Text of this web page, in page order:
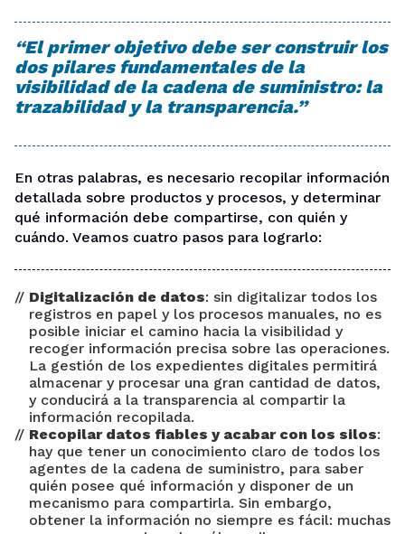
“El primer objetivo debe ser construir los
dos pilares fundamentales de la
visibilidad de la cadena de suministro: la
trazabilidad y la transparencia.”
En otras palabras, es necesario recopilar información
detallada sobre productos y procesos, y determinar
qué información debe compartirse, con quién y
cuándo. Veamos cuatro pasos para lograrlo:
Digitalización de datos: sin digitalizar todos los
registros en papel y los procesos manuales, no es
posible iniciar el camino hacia la visibilidad y
recoger información precisa sobre las operaciones.
La gestión de los expedientes digitales permitirá
almacenar y procesar una gran cantidad de datos,
y conducirá a la transparencia al compartir la
información recopilada.
Recopilar datos fiables y acabar con los silos:
hay que tener un conocimiento claro de todos los
agentes de la cadena de suministro, para saber
quién posee qué información y disponer de un
mecanismo para compartirla. Sin embargo,
obtener la información no siempre es fácil: muchas